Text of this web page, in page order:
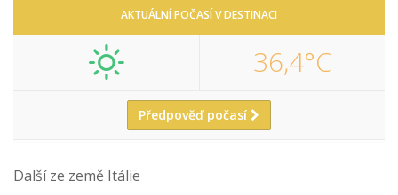
AKTUÁLNÍ POČASÍ V DESTINACI
36,4°C
Předpověď počasí
Další ze země Itálie